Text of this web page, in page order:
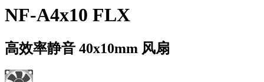
NF-A4x10 FLX
高效率静音 40x10mm 风扇